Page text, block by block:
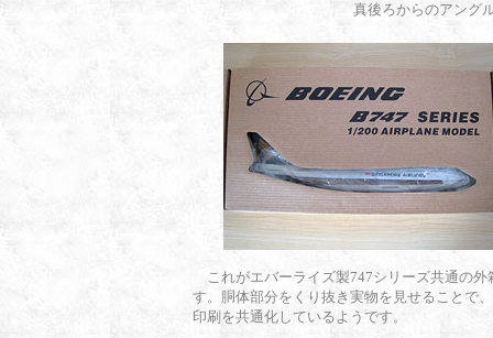
真後ろからのアング
これがエバーライズ製747シリーズ共通の外
す。胴体部分をくり抜き実物を見せることで
印刷を共通化しているようです。